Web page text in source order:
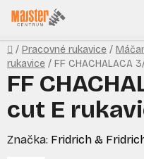
Prejsť
na
obsah
Domov
/ Pracovné rukavice /
rukavice / FF CHACHALACA
FF
cut E
Značka: Fridrich &